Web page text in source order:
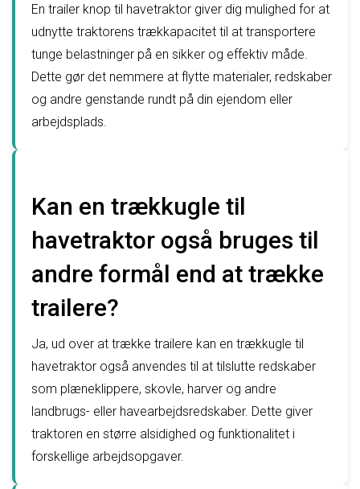
En trailer knop til havetraktor giver dig mulighed for at
udnytte traktorens trækkapacitet til at transportere
tunge belastninger på en sikker og effektiv måde.
Dette gør det nemmere at flytte materialer, redskaber
og andre genstande rundt på din ejendom eller
arbejdsplads.
Kan en trækkugle til
havetraktor også bruges til
andre formål end at trække
trailere?
Ja, ud over at trække trailere kan en trækkugle til
havetraktor også anvendes til at tilslutte redskaber
som plæneklippere, skovle, harver og andre
landbrugs- eller havearbejdsredskaber. Dette giver
traktoren en større alsidighed og funktionalitet i
forskellige arbejdsopgaver.